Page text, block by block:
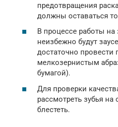
предотвращения
должны оставаться
В процессе работы на
неизбежно будут
достаточно провести
мелкозернистым
бумагой).
Для проверки
рассмотреть зубья
блестеть.